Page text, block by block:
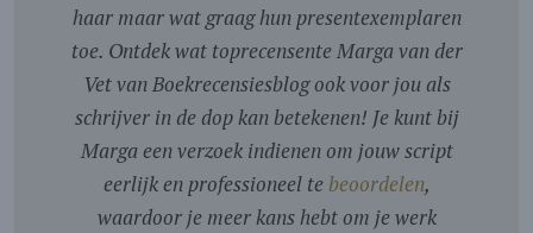
haar maar wat graag hun presentexemplaren
toe. Ontdek wat toprecensente Marga van der
Vet van Boekrecensiesblog ook voor jou als
schrijver in de dop kan betekenen! Je kunt bij
Marga een verzoek indienen om jouw script
eerlijk en professioneel te beoordelen,
waardoor je meer kans hebt om je werk